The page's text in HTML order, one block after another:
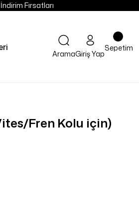
Fırsatları
AramaGiriş Yap
Sepetim
Fren Kolu için)